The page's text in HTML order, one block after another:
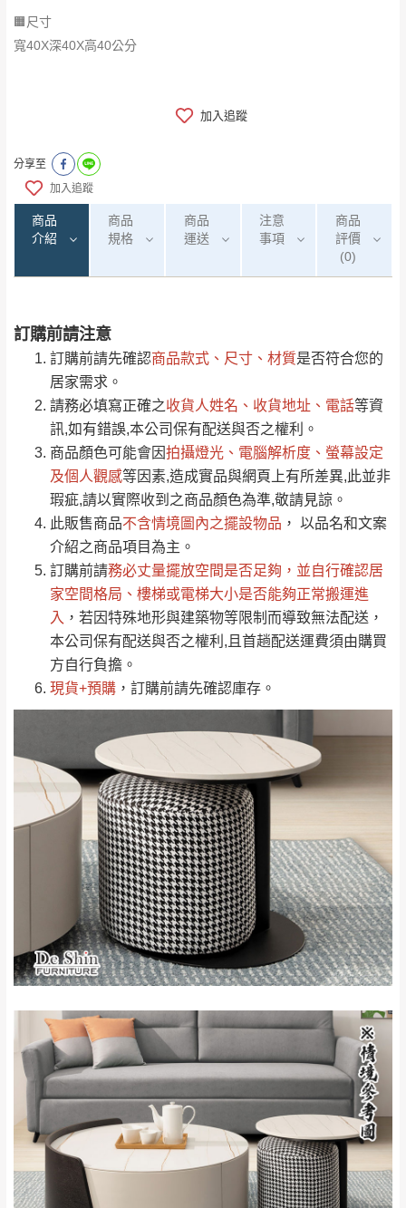
🟧尺寸
寬40X深40X高40公分
加入追蹤
分享至
加入追蹤
商品
介紹
商品
規格
商品
運送
注意
事項
商品
評價
(0)
訂購前請注意
訂購前請先確認商品款式、尺寸、材質是否符合您的
居家需求。
請務必填寫正確之收貨人姓名、收貨地址、電話等資
訊,如有錯誤,本公司保有配送與否之權利。
商品顏色可能會因拍攝燈光、電腦解析度、螢幕設定
及個人觀感等因素,造成實品與網頁上有所差異,此並非
瑕疵,請以實際收到之商品顏色為準,敬請見諒。
此販售商品不含情境圖內之擺設物品 ， 以品名和文案
介紹之商品項目為主。
訂購前請務必丈量擺放空間是否足夠 ，並自行確認居
家空間格局、 樓梯或電梯大小是否能夠正常搬運進
入 ，若因特殊地形與建築物等限制而導致無法配送，
本公司保有配送與否之權利,且首趟配送運費須由購買
方自行負擔。
現貨+預購 ，訂購前請先確認庫存。
運 費 說 明
運送地區 運送費用
偏遠地區
（請先線上詢問 LINE
→@dershin ）
桃園
免 運
費
＊A108產品另收運費
復興鄉
新竹
峨眉鄉、五峰鄉、
橫山、北埔鄉、尖
石鄉、寶山鄉山
區、新埔山區、芎
無
新北
雙溪、貢寮、烏
里、新店山區、三
峽山區、石碇、坪
林、福隆、淡水山
區、北投湖山路、
深坑山區
基隆
$ 9,000以上：免
$ 9,000以下：
NT$500元
＊A108產品另收運費
基隆山區
苗栗
運費
$ 9,000以下：
NT$500元
＊A108產品另收運費
卓蘭鎮、三灣、通
霄山區、西湖、泰
安鄉、大湖鄉、頭
屋、獅潭鄉
注意事項：
由於品項繁多，網頁無法及時更新，如有需
要購買商品，請於出發前來電或到「官方
Line客服」來信確認商品是否有「現貨」與
「金額」。
若商品價格或庫存有異常，商家有權取消訂
單。部分網路商品恕無法更改原設計或客製，敬請
見諒！
接單後二日內(不含例假日)，我們客服會與您
電話聯絡或E-Mail通知確認訂單。
（線上客
服 LINE → @dershin）
下單前先詢問是否現貨 ，若未詢問下單後無
現貨我們客服會再來電或E-Mail與您聯絡
（洽詢方式請搜尋 Line ID →
地區恕無法提供運送 (詳見運送規章)。
配送範圍：
苗栗至基隆；其它地區暫不開放，如因特殊
地型限制(山區、鄉、鎮、村)、樓梯太小、無
法搬運上樓等因素，導致無法配送，本公司
保有出貨的權利。
保護物流人員的工作安全，賣家無提供吊掛
服務，若需以吊車或其他的吊掛方式吊運，
費用將由買方自行支付。
因大型傢俱有組裝、配送的問題，並非一般
快速到貨商品，無法指定特定時間送達，司
機當天到貨前皆會再與您通知，讓你不用整
天在家等貨，以節省您的寶貴時間。
由於百貨公司配送較為不易，故暫無法配送
至百貨公司內部。
發票寄送：
若您選擇三聯式或索取兩聯式發票，發票將於商品
0/5 (0)筆
全部 依評論高至低排列
依評論低至高排列 只顯示附上圖片
只顯示附上評論